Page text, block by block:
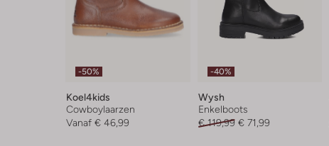
-50%
Koel4kids
Cowboylaarzen
Vanaf € 46,99
-40%
Wysh
Enkelboots
€ 119,99 € 71,99